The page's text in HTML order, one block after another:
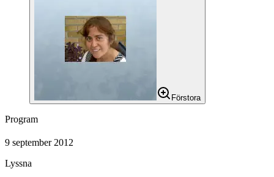
Förstora
Program
9 september 2012
Lyssna